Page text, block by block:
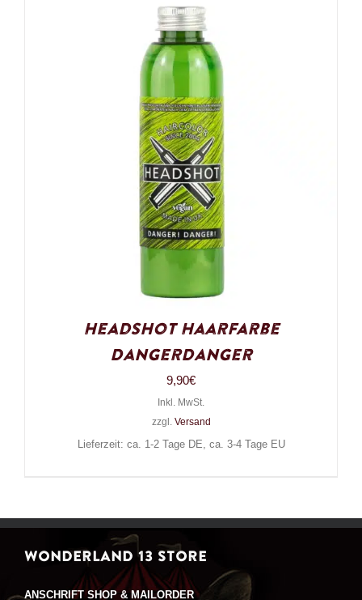
Headshot Haarfarbe
DangerDanger
9,90€
Inkl. MwSt.
zzgl. Versand
Lieferzeit: ca. 1-2 Tage DE, ca. 3-4 Tage EU
WONDERLAND 13 STORE
ANSCHRIFT SHOP & MAILORDER